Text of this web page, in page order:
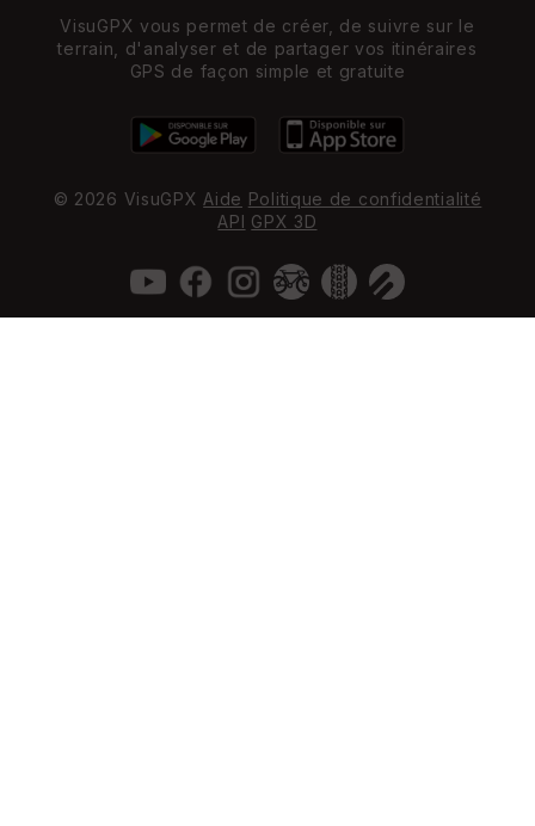
VisuGPX vous permet de créer, de suivre sur le
terrain, d'analyser et de partager vos itinéraires
GPS de façon simple et gratuite
© 2026 VisuGPX Aide Politique de confidentialité
API GPX 3D